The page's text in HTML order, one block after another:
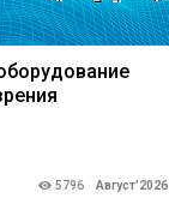
5796 Август’2026